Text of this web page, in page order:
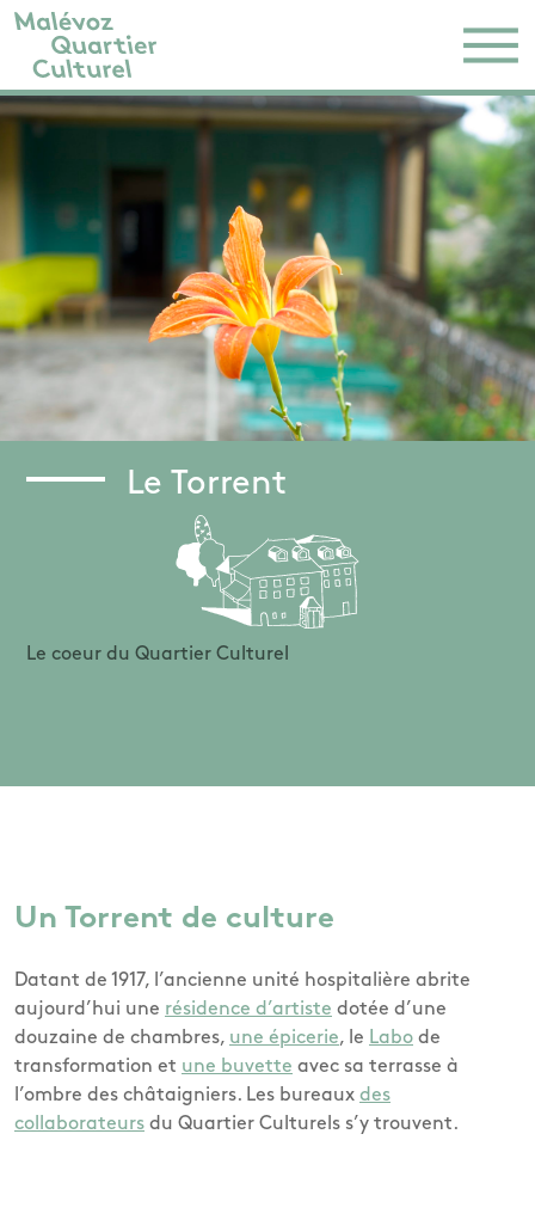
Le Torrent
Le coeur du Quartier Culturel
Un Torrent de culture
Datant de 1917, l’ancienne unité hospitalière abrite
aujourd’hui une résidence d’artiste dotée d’une
douzaine de chambres, une épicerie, le Labo de
transformation et une buvette avec sa terrasse à
l’ombre des châtaigniers. Les bureaux des
collaborateurs du Quartier Culturels s’y trouvent.